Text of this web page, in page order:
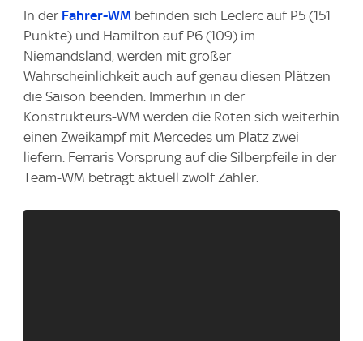
In der Fahrer-WM befinden sich Leclerc auf P5 (151
Punkte) und Hamilton auf P6 (109) im
Niemandsland, werden mit großer
Wahrscheinlichkeit auch auf genau diesen Plätzen
die Saison beenden. Immerhin in der
Konstrukteurs-WM werden die Roten sich weiterhin
einen Zweikampf mit Mercedes um Platz zwei
liefern. Ferraris Vorsprung auf die Silberpfeile in der
Team-WM beträgt aktuell zwölf Zähler.